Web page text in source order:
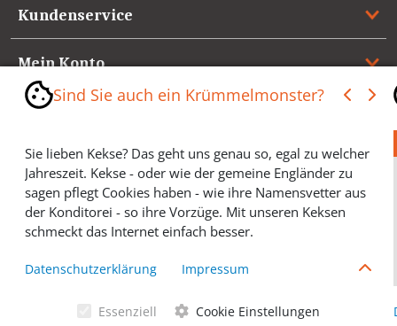
Kundenservice
Mein Konto
Referenzen
Medienspiegel & Presseinformationen
*** Vertrag widerrufen ***
Sind Sie auch ein Krümmelmonster?
Sie lieben Kekse? Das geht uns genau so, egal zu welcher
Jahreszeit. Kekse - oder wie der gemeine Engländer zu
sagen pflegt Cookies haben - wie ihre Namensvetter aus
der Konditorei - so ihre Vorzüge. Mit unseren Keksen
schmeckt das Internet einfach besser.
Cookies helfen Ihnen, Ihre gewünschten Artikel schneller
Werbung sparen und selbstverständlich anonyme
Statistiken erstellen (#Ehrensache). Deshalb schmecken
Datenschutzerklärung Impressum
Essenziell Cookie Einstellungen